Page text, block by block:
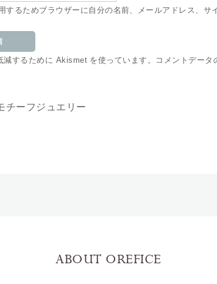
するためブラウザーに自分の名前、メールアドレス、サ
減するために Akismet を使っています。
コメントデータ
チーフジュエリー
ABOUT OREFICE